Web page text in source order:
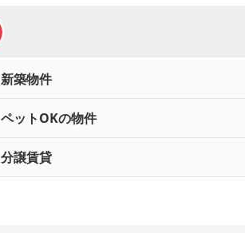
新築物件
ペットOKの物件
分譲賃貸